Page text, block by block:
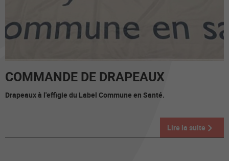
COMMANDE DE DRAPEAUX
Drapeaux à l'effigie du Label Commune en Santé.
Lire la suite